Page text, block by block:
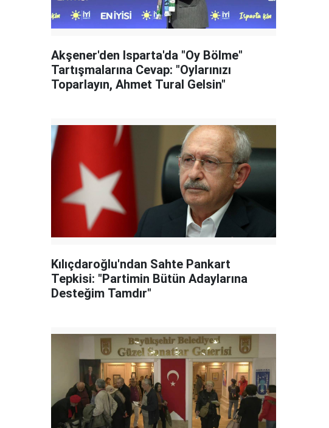
Akşener'den Isparta'da "Oy Bölme"
Tartışmalarına Cevap: "Oylarınızı
Toparlayın, Ahmet Tural Gelsin"
Kılıçdaroğlu'ndan Sahte Pankart
Tepkisi: "Partimin Bütün Adaylarına
Desteğim Tamdır"